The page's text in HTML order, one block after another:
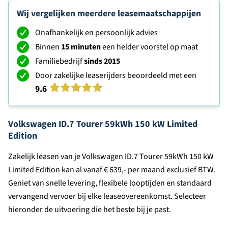
Wij vergelijken meerdere leasemaatschappijen
Onafhankelijk en persoonlijk advies
Binnen 15 minuteneen helder voorstel op maat
Familiebedrijfsinds 2015
Door zakelijke leaserijders beoordeeld met een
9.6
Volkswagen ID.7 Tourer 59kWh 150 kW Limited
Edition
Zakelijk leasen van je Volkswagen ID.7 Tourer 59kWh 150 kW
Limited Edition kan al vanaf € 639,- per maand exclusief BTW.
Geniet van snelle levering, flexibele looptijden en standaard
vervangend vervoer bij elke leaseovereenkomst. Selecteer
hieronder de uitvoering die het beste bij je past.